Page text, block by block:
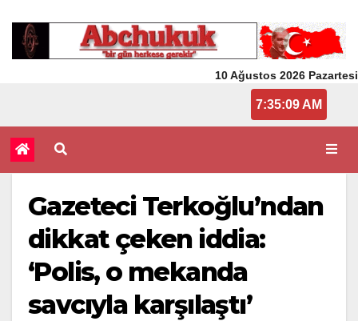
10 Ağustos 2026 Pazartesi
7:35:10 AM
Gazeteci Terkoğlu’ndan
dikkat çeken iddia:
‘Polis, o mekanda
savcıyla karşılaştı’